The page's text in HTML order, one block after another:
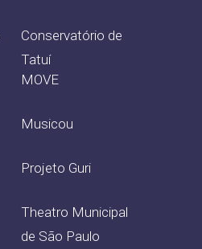
Conservatório de
Tatuí
MOVE
Musicou
Projeto Guri
Theatro Municipal
de São Paulo